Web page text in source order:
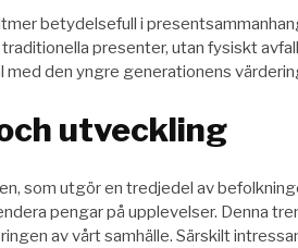
betydelsefull i
presenter, utan fysiskt
med den yngre generationens
utveckling
som utgör en tredjedel av
pengar på upplevelser. Denna
av vårt samhälle. Särskilt